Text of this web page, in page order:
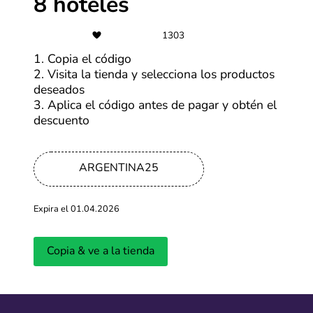
Acerca de Casa Andina
rutina? Casa Andina, una cadena de hoteles con
presencia en más de 30 destinos alrededor del Perú, te
impresionantes del país. Desde la relajante Casa
8 hoteles
1303
1. Copia el código
2. Visita la tienda y selecciona los productos
deseados
3. Aplica el código antes de pagar y obtén el
descuento
ARGENTINA25
Expira el 01.04.2026
Copia & ve a la tienda